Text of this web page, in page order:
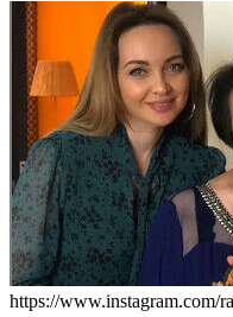
https://www.instagram.com/